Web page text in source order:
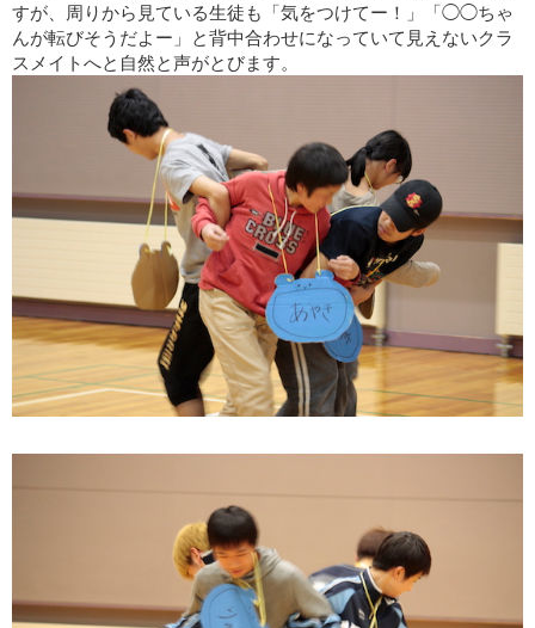
すが、周りから見ている生徒も「気をつけてー！」「◯◯ちゃ
んが転びそうだよー」と背中合わせになっていて見えないクラ
スメイトへと自然と声がとびます。